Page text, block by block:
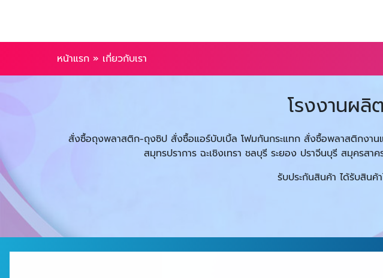
หน้าแรก » เกี่ยวกับเรา
โรงงานผ
สั่งซื้อถุงพลาสติก-ถุงซิป สั่งซื้อแอร์บับเบิ้ล โฟมกันกระแทก สั่งซื้อพลาสติกงา
สมุทรปราการ ฉะเชิงเทรา ชลบุรี ระยอง ปราจีนบุรี สมุคร
รับประกันสินค้า ได้รับสิน